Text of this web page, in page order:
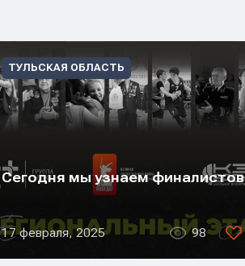
ТУЛЬСКАЯ ОБЛАСТЬ
Сегодня мы узнаем финалистов
17 февраля, 2025 98